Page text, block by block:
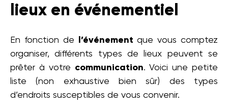
lieux en événementiel
En fonction de l’événement que vous comptez
organiser, différents types de lieux peuvent se
prêter à votre communication. Voici une petite
liste (non exhaustive bien sûr) des types
d’endroits susceptibles de vous convenir.